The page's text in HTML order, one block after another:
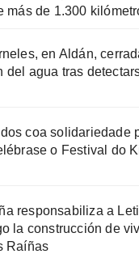
más de 1.300
en Aldán,
del agua tras
coa solidariedade
o Festival do
responsabiliza a
la construcción de
Raíñas